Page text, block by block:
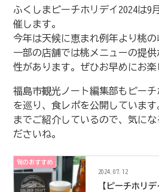
ふくしまピーチホリデイ2024は9
催します。
今年は天候に恵まれ例年より桃の
一部の店舗では桃メニューの提
性があります。ぜひお早めにお楽
福島市観光ノート編集部もピー
を巡り、食レポを公開していま
までご紹介しているので、気に
ださいね。
旬のおすすめ
2024.07.12
【ピーチホリ